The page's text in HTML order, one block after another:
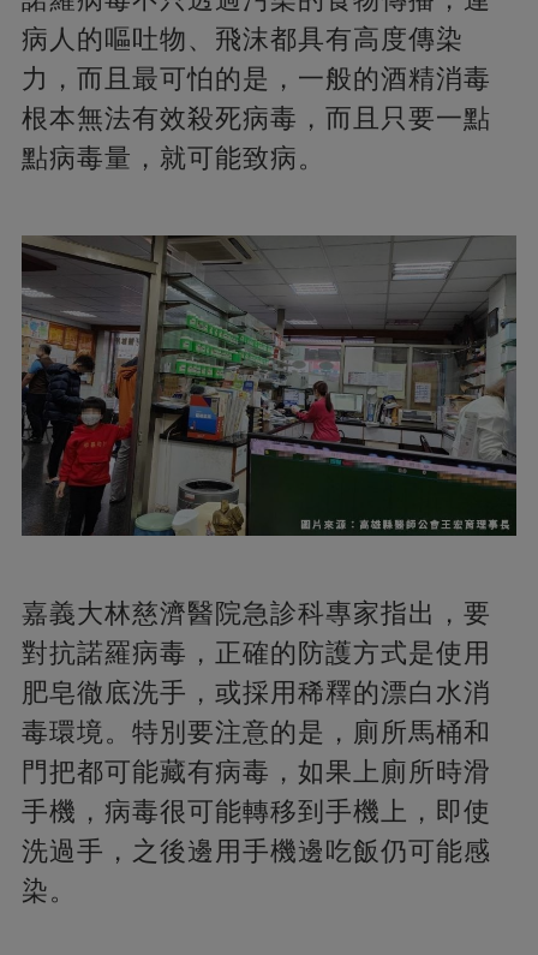
病人的嘔吐物、飛沫都具有高度傳染
力，而且最可怕的是，一般的酒精消毒
根本無法有效殺死病毒，而且只要一點
點病毒量，就可能致病。
嘉義大林慈濟醫院急診科專家指出，要
對抗諾羅病毒，正確的防護方式是使用
肥皂徹底洗手，或採用稀釋的漂白水消
毒環境。特別要注意的是，廁所馬桶和
門把都可能藏有病毒，如果上廁所時滑
手機，病毒很可能轉移到手機上，即使
洗過手，之後邊用手機邊吃飯仍可能感
染。